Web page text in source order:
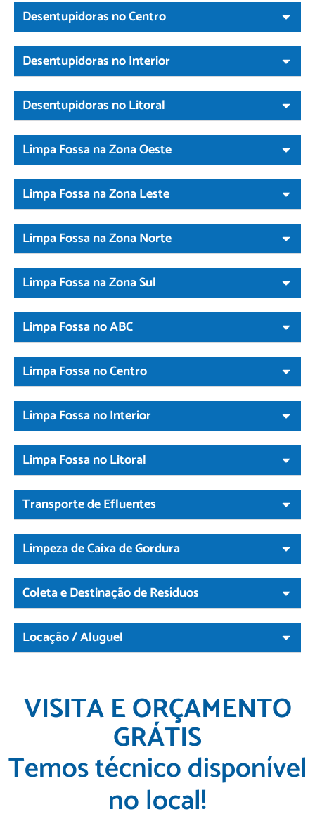
Desentupidoras no Centro
Desentupidoras no Interior
Desentupidoras no Litoral
Limpa Fossa na Zona Oeste
Limpa Fossa na Zona Leste
Limpa Fossa na Zona Norte
Limpa Fossa na Zona Sul
Limpa Fossa no ABC
Limpa Fossa no Centro
Limpa Fossa no Interior
Limpa Fossa no Litoral
Transporte de Efluentes
Limpeza de Caixa de Gordura
Coleta e Destinação de Resíduos
Locação / Aluguel
VISITA E ORÇAMENTO
GRÁTIS
Temos técnico disponível
no local!